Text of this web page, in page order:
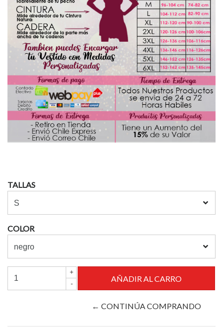
TALLAS
COLOR
+
-
← CONTINÚA COMPRANDO